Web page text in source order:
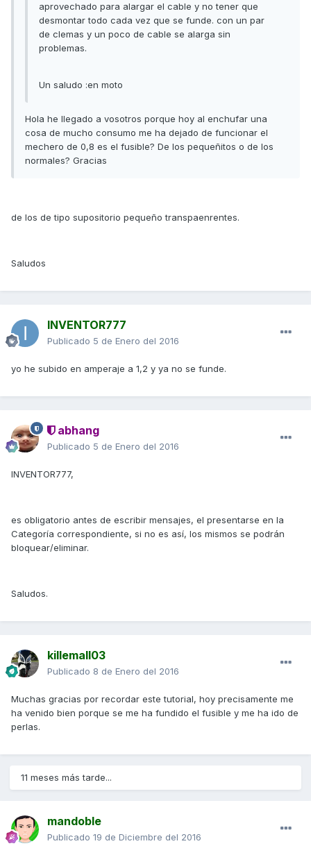
aprovechado para alargar el cable y no tener que
desmontar todo cada vez que se funde. con un par
de clemas y un poco de cable se alarga sin
problemas.
Un saludo :en moto
Hola he llegado a vosotros porque hoy al enchufar una
cosa de mucho consumo me ha dejado de funcionar el
mechero de 0,8 es el fusible? De los pequeñitos o de los
normales? Gracias
de los de tipo supositorio pequeño transpaenrentes.
Saludos
INVENTOR777
Publicado 5 de Enero del 2016
yo he subido en amperaje a 1,2 y ya no se funde.
abhang
Publicado 5 de Enero del 2016
INVENTOR777,
es obligatorio antes de escribir mensajes, el presentarse en la
Categoría correspondiente, si no es así, los mismos se podrán
bloquear/eliminar.
Saludos.
killemall03
Publicado 8 de Enero del 2016
Muchas gracias por recordar este tutorial, hoy precisamente me
ha venido bien porque se me ha fundido el fusible y me ha ido de
perlas.
11 meses más tarde...
mandoble
Publicado 19 de Diciembre del 2016